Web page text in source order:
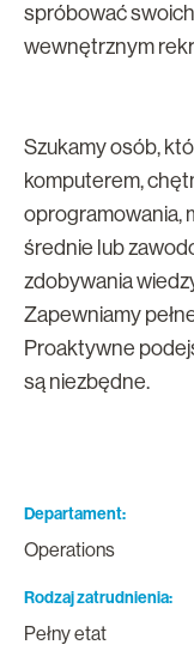
spróbować swoich
wewnętrznym
Szukamy osób,
komputerem,
oprogramowania,
średnie lub
zdobywania
Zapewniamy
Proaktywne
są niezbędne.
Departament
Operations
Rodzaj zatrudnienia
Pełny etat